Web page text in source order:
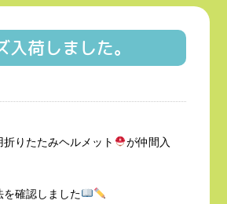
入荷しました。
りたたみヘルメット
が仲間入
確認しました